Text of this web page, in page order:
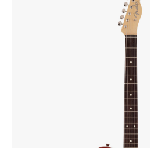
Санкт-Петербург
+7 (999) 213-51-93